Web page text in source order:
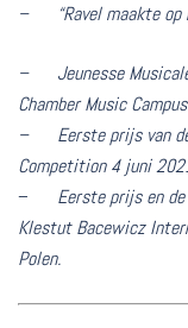
– “Ravel maakte op
– Jeunesse
Chamber Music
– Eerste prijsvan
Competition 4 juni
– Eerste prijs en
KIestut Bacewicz
Polen.